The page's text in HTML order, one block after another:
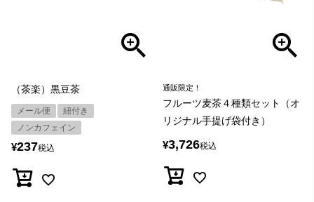
（茶楽）黒豆茶
メール便
紐付き
ノンカフェイン
¥237税込
通販限定！
フルーツ麦茶４種類セット（オ
リジナル手提げ袋付き）
¥3,726税込